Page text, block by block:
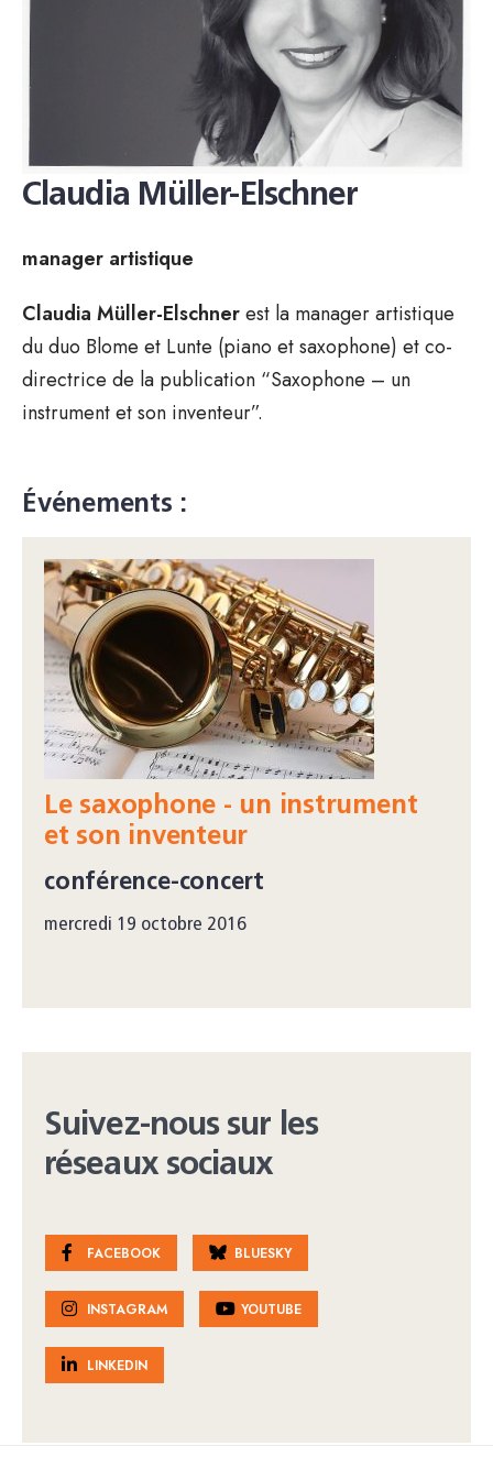
Claudia Müller-Elschner
manager artistique
Claudia Müller-Elschnerest la manager artistique
du duo Blome et Lunte (piano et saxophone) et co-
directrice de la publication “Saxophone – un
instrument et son inventeur”.
Événements :
Le saxophone - un instrument
et son inventeur
conférence-concert
mercredi 19 octobre 2016
Suivez-nous sur les
réseaux sociaux
FACEBOOK BLUESKY
INSTAGRAM YOUTUBE
LINKEDIN